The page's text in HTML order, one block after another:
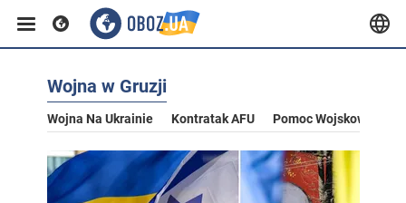
Wojna w Gruzji
Wojna Na Ukrainie Kontratak AFU Pomoc Wojskowa Dla